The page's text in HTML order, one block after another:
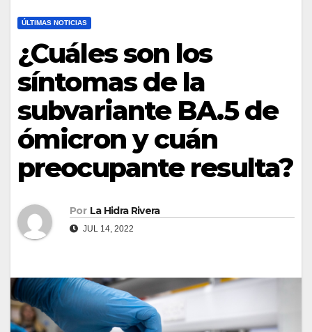
ÚLTIMAS NOTICIAS
¿Cuáles son los
síntomas de la
subvariante BA.5 de
ómicron y cuán
preocupante resulta?
Por La Hidra Rivera
JUL 14, 2022